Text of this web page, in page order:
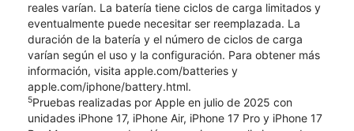
reales varían. La batería tiene ciclos de carga limitados y
eventualmente puede necesitar ser reemplazada. La
duración de la batería y el número de ciclos de carga
varían según el uso y la configuración. Para obtener más
información, visita apple.com/batteries y
apple.com/iphone/battery.html.
5Pruebas realizadas por Apple en julio de 2025 con
unidades iPhone 17, iPhone Air, iPhone 17 Pro y iPhone 17